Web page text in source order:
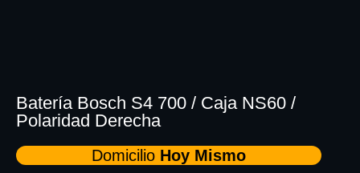
Batería Bosch S4 700 / Caja NS60 /
Polaridad Derecha
Domicilio Hoy Mismo